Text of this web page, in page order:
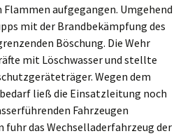
Flammen aufgegangen. Umgehend
mit der Brandbekämpfung des
Böschung. Die Wehr
mit Löschwasser und stellte
Wegen dem
ließ die Einsatzleitung noch
Fahrzeugen
fuhr das Wechselladerfahrzeug der